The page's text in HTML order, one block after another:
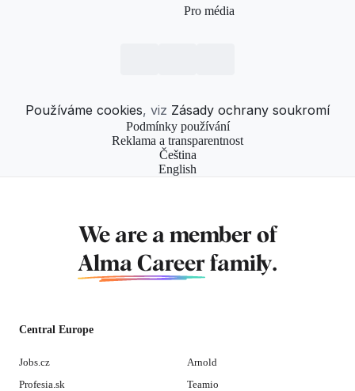
Pro média
Používáme cookies, viz Zásady ochrany soukromí
Podmínky používání
Reklama a transparentnost
Čeština
English
We are a member of
Alma Career family.
Central Europe
Jobs.cz
Profesia.sk
Arnold
Teamio